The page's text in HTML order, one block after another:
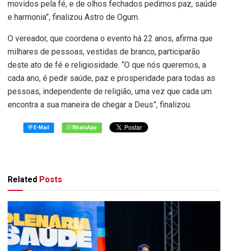
movidos pela fé, e de olhos fechados pedimos paz, saúde
e harmonia”, finalizou Astro de Ogum.
O vereador, que coordena o evento há 22 anos, afirma que
milhares de pessoas, vestidas de branco, participarão
deste ato de fé e religiosidade. “O que nós queremos, a
cada ano, é pedir saúde, paz e prosperidade para todas as
pessoas, independente de religião, uma vez que cada um
encontra a sua maneira de chegar a Deus”, finalizou.
Related Posts